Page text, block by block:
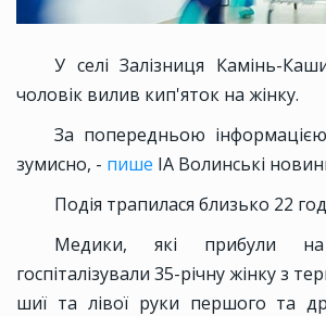
У селі Залізниця Камінь-
чоловік вилив кип'яток на жінку.
За попередньою
зумисно, - пише ІА Волинські
Подія трапилася близько 22
Медики, які прибули на
госпіталізували 35-річну жінку з
шиї та лівої руки першого та